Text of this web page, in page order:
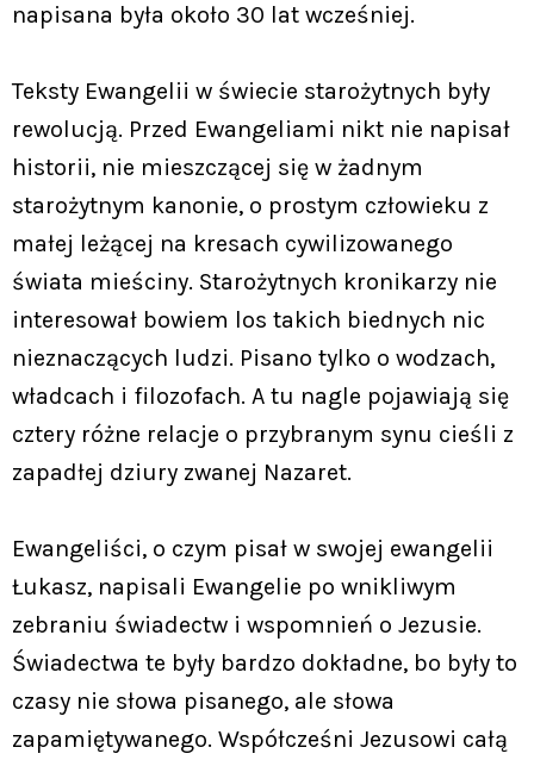
napisana była około 30 lat wcześniej.
Teksty Ewangelii w świecie starożytnych były
rewolucją. Przed Ewangeliami nikt nie napisał
historii, nie mieszczącej się w żadnym
starożytnym kanonie, o prostym człowieku z
małej leżącej na kresach cywilizowanego
świata mieściny. Starożytnych kronikarzy nie
interesował bowiem los takich biednych nic
nieznaczących ludzi. Pisano tylko o wodzach,
władcach i filozofach. A tu nagle pojawiają się
cztery różne relacje o przybranym synu cieśli z
zapadłej dziury zwanej Nazaret.
Ewangeliści, o czym pisał w swojej ewangelii
Łukasz, napisali Ewangelie po wnikliwym
zebraniu świadectw i wspomnień o Jezusie.
Świadectwa te były bardzo dokładne, bo były to
czasy nie słowa pisanego, ale słowa
zapamiętywanego. Współcześni Jezusowi całą